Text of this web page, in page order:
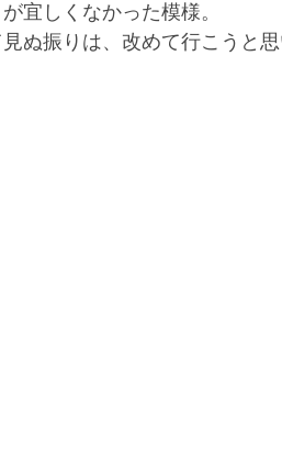
宜しくなかった模様。
ぬ振りは、改めて行こうと